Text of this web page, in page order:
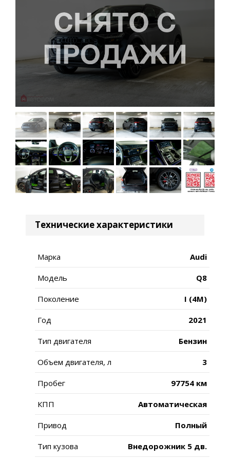
Технические характеристики
Марка Audi
Модель Q8
Поколение I (4M)
Год 2021
Тип двигателя Бензин
Объем двигателя, л 3
Пробег 97754 км
КПП Автоматическая
Привод Полный
Тип кузова Внедорожник 5 дв.